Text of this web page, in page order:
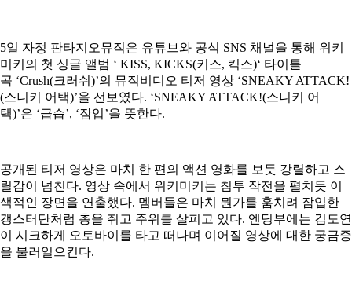
5일 자정 판타지오뮤직은 유튜브와 공식 SNS 채널을 통해 위키
미키의 첫 싱글 앨범 ‘ KISS, KICKS(키스, 킥스)‘ 타이틀
곡 ‘Crush(크러쉬 )’의 뮤직비디오 티저 영상 ‘SNEAKY ATTACK!
(스니키 어택)’을 선보였다. ‘SNEAKY ATTACK!(스니키 어
택)’은 ‘급습’, ‘잠입’을 뜻한다.
공개된 티저 영상은 마치 한 편의 액션 영화를 보듯 강렬하고 스
릴감이 넘친다. 영상 속에서 위키미키는 침투 작전을 펼치듯 이
색적인 장면을 연출했다. 멤버들은 마치 뭔가를 훔치려 잠입한
갱스터단처럼 총을 쥐고 주위를 살피고 있다. 엔딩부에는 김도연
이 시크하게 오토바이를 타고 떠나며 이어질 영상에 대한 궁금증
을 불러일으킨다.